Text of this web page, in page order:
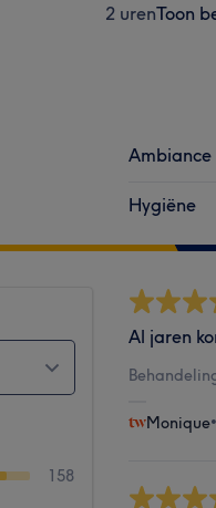
2 urenToon
Ambiance
Hygiëne
158
Al jaren
Monique•